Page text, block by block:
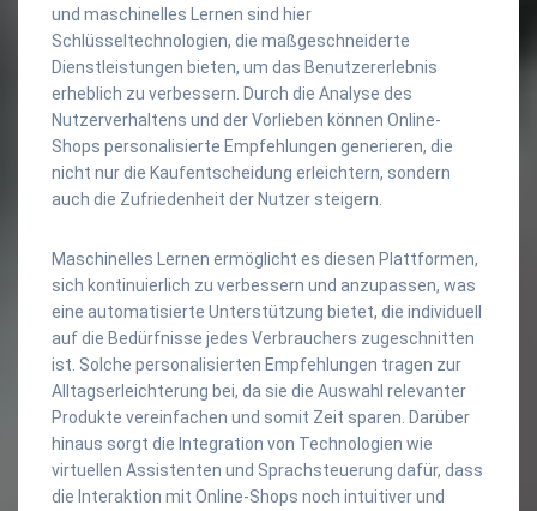
und maschinelles Lernen sind hier
Schlüsseltechnologien, die maßgeschneiderte
Dienstleistungen bieten, um das Benutzererlebnis
erheblich zu verbessern. Durch die Analyse des
Nutzerverhaltens und der Vorlieben können Online-
Shops personalisierte Empfehlungen generieren, die
nicht nur die Kaufentscheidung erleichtern, sondern
auch die Zufriedenheit der Nutzer steigern.
Maschinelles Lernen ermöglicht es diesen Plattformen,
sich kontinuierlich zu verbessern und anzupassen, was
eine automatisierte Unterstützung bietet, die individuell
auf die Bedürfnisse jedes Verbrauchers zugeschnitten
ist. Solche personalisierten Empfehlungen tragen zur
Alltagserleichterung bei, da sie die Auswahl relevanter
Produkte vereinfachen und somit Zeit sparen. Darüber
hinaus sorgt die Integration von Technologien wie
virtuellen Assistenten und Sprachsteuerung dafür, dass
die Interaktion mit Online-Shops noch intuitiver und